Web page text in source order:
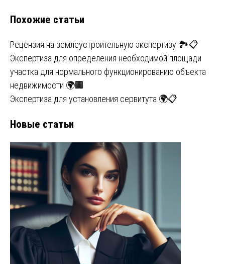
записям
Похожие статьи
Рецензия на землеустроительную экспертизу 🏞️📋
Экспертиза для определения необходимой площади
участка для нормального функционированию объекта
недвижимости 🌍🏢
Экспертиза для установления сервитута 🌍📋
Новые статьи